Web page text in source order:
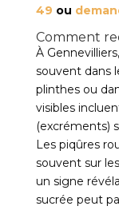
49 ou
Comment
À
souvent dans
plinthes ou
visibles
(excréments)
Les piqûres
souvent sur
un signe
sucrée peut